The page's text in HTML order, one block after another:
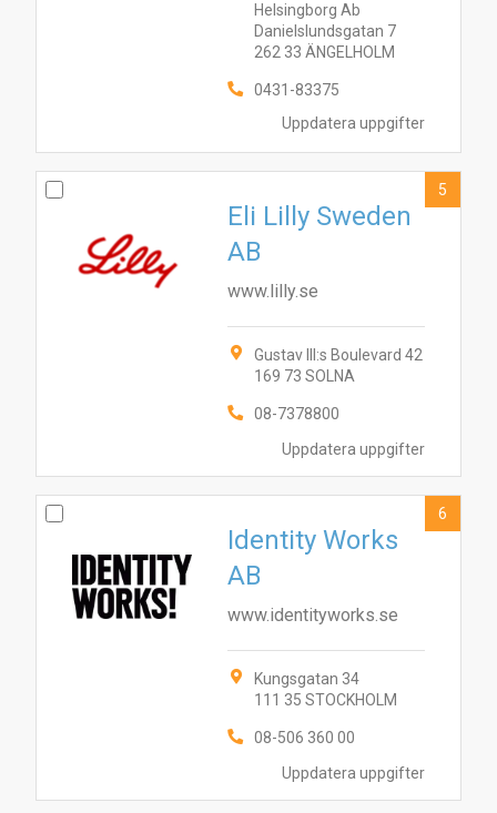
Uppdatera uppgifter
Helsingborg Ab
Danielslundsgatan 7
262 33 ÄNGELHOLM
0431-83375
Uppdatera uppgifter
Eli Lilly Sweden
AB
www.lilly.se
Gustav III:s Boulevard 42
169 73 SOLNA
08-7378800
5
Uppdatera uppgifter
Identity Works
AB
www.identityworks.se
Kungsgatan 34
111 35 STOCKHOLM
08-506 360 00
6